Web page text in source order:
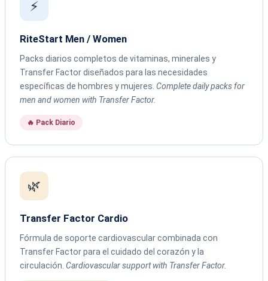
⚡
RiteStart Men / Women
Packs diarios completos de vitaminas, minerales y
Transfer Factor diseñados para las necesidades
específicas de hombres y mujeres. Complete daily packs for
men and women with Transfer Factor.
🔥 Pack Diario
🌿
Transfer Factor Cardio
Fórmula de soporte cardiovascular combinada con
Transfer Factor para el cuidado del corazón y la
circulación. Cardiovascular support with Transfer Factor.